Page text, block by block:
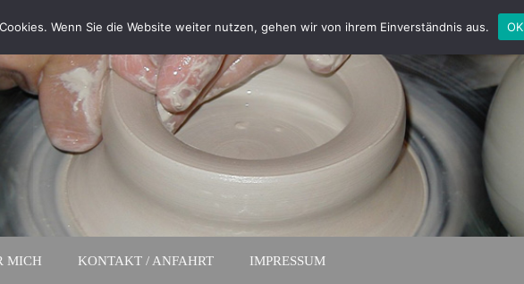
MICH KONTAKT / ANFAHRT IMPRESSUM
Wenn Sie die Website weiter nutzen, gehen wir von ihrem Einverständnis aus. OK